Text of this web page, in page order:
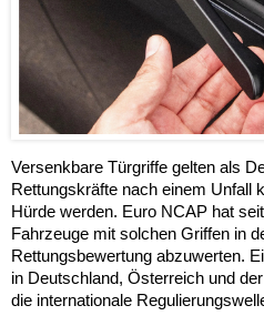
Versenkbare Türgriffe gelten als
Rettungskräfte nach einem Unfall
Hürde werden. Euro NCAP hat
Fahrzeuge mit solchen Griffen in
Rettungsbewertung abzuwerten.
in Deutschland, Österreich und
die internationale